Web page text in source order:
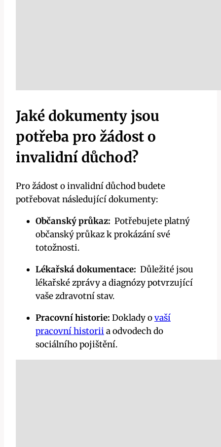
Jaké dokumenty⁣ jsou
potřeba pro žádost o
invalidní důchod?
Pro ‍žádost o invalidní důchod budete
potřebovat následující‍ dokumenty:
Občanský průkaz: ‍ Potřebujete ⁣platný
občanský průkaz k prokázání své
totožnosti.
Lékařská dokumentace: ⁤ Důležité jsou
lékařské ‍zprávy​ a ⁣diagnózy potvrzující
vaše ‍zdravotní stav.
Pracovní historie: Doklady ovaší
pracovní historii a odvodech do
sociálního pojištění.